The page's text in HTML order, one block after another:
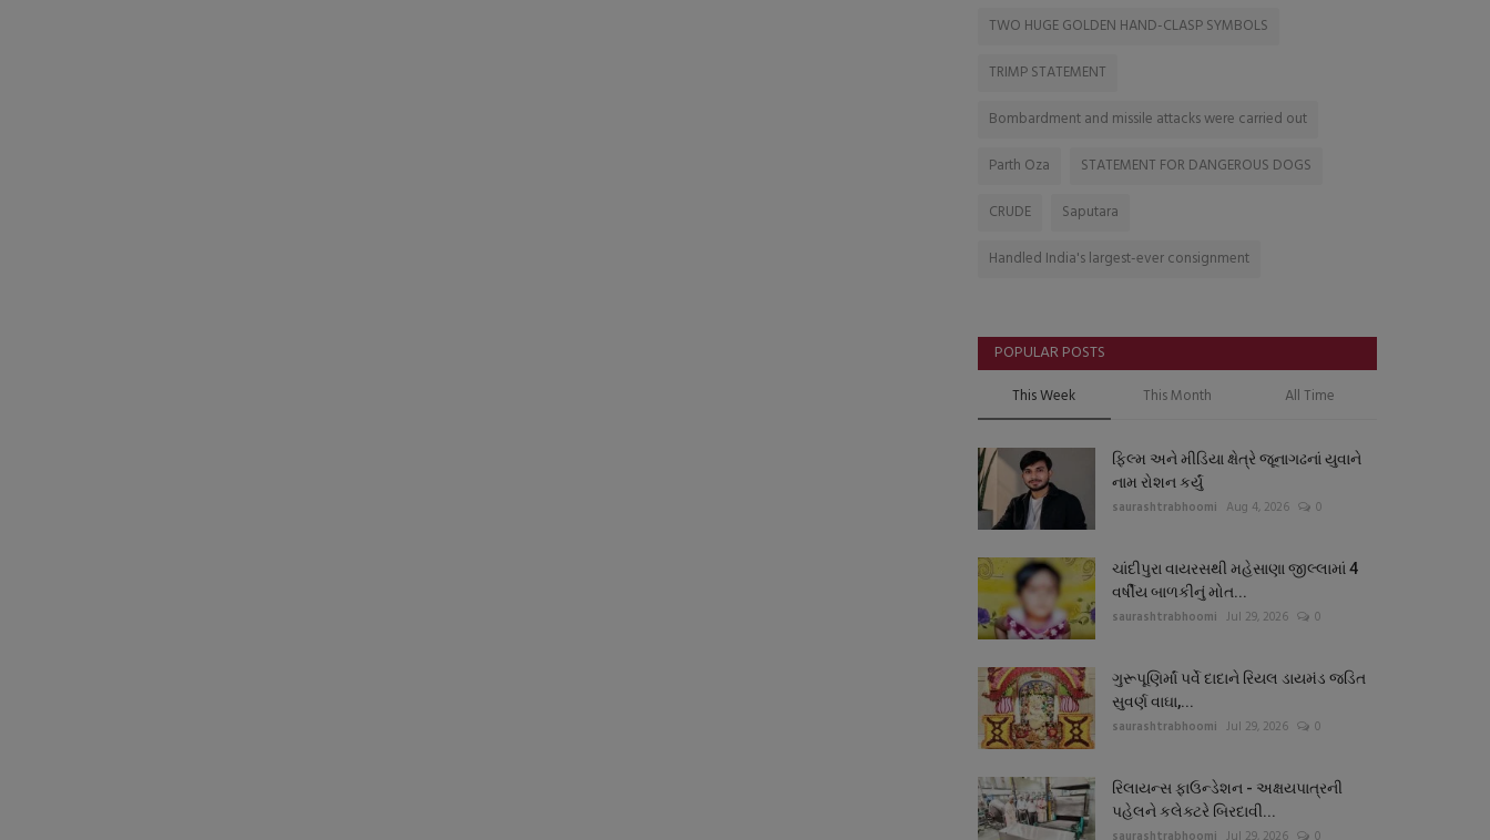
TWO HUGE GOLDEN HAND-CLASP SYMBOLS
TRIMP STATEMENT
Bombardment and missile attacks were carried out
Parth Oza
STATEMENT FOR DANGEROUS DOGS
CRUDE
Saputara
Handled India's largest-ever consignment
POPULAR POSTS
This Week This Month All Time
ફિલ્મ અને મીડિયા ક્ષેત્રે જૂનાગઢનાં યુવાને
નામ રોશન કર્યું
saurashtrabhoomi Aug 4, 2026 0
ચાંદીપુરા વાયરસથી મહેસાણા જીલ્લામાં 4
વર્ષીય બાળકીનું મોત...
saurashtrabhoomi Jul 29, 2026 0
ગુરૂપૂણિર્માં પર્વે દાદાને રિયલ ડાયમંડ જડિત
સુવર્ણ વાઘા,...
saurashtrabhoomi Jul 29, 2026 0
રિલાયન્સ ફાઉન્ડેશન - અક્ષયપાત્રની
પહેલને કલેક્ટરે બિરદાવી...